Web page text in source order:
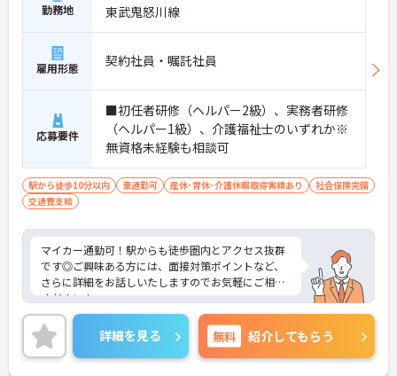
勤務地
東武鬼怒川線
雇用形態 契約社員・嘱託社員
応募要件
■初任者研修（ヘルパー2級）、実務者研修
（ヘルパー1級）、介護福祉士のいずれか※
無資格未経験も相談可
駅から徒歩10分以内 車通勤可 産休･育休･介護休暇取得実績あり
社会保険完備
交通費支給
マイカー通勤可！駅からも徒歩圏内とアクセス抜群
です◎ご興味ある方には、面接対策ポイントなど、
さらに詳細をお話しいたしますのでお気軽にご相談
ください！
詳細を見る 無料 紹介してもらう